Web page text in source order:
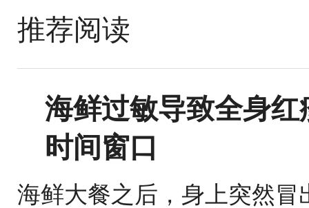
推荐阅读
海鲜过敏导致全身
时间窗口
海鲜大餐之后，身上突然